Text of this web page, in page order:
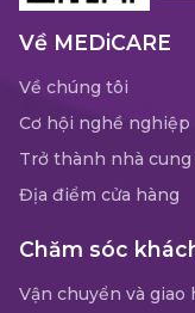
Về MEDiCARE
Về chúng tôi
Cơ hội nghề nghiệp
Trở thành nhà cung
Địa điểm cửa hàng
Chăm sóc
Vận chuyển và giao